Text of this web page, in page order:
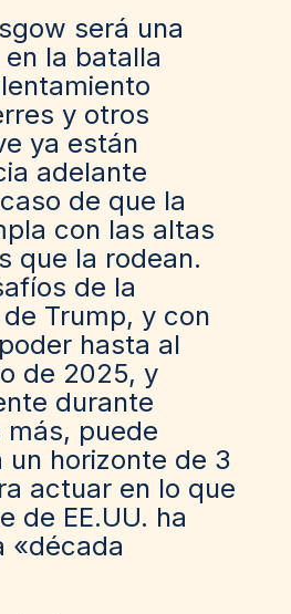
será una
la batalla
y otros
ya están
adelante
de que la
con las altas
que la rodean.
de la
Trump, y con
hasta al
de 2025, y
durante
puede
un horizonte de 3
actuar en lo que
de EE.UU. ha
«década